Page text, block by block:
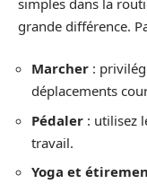
grande différence.
Marcher :
déplacements
Pédaler : utilisez
travail.
Yoga et